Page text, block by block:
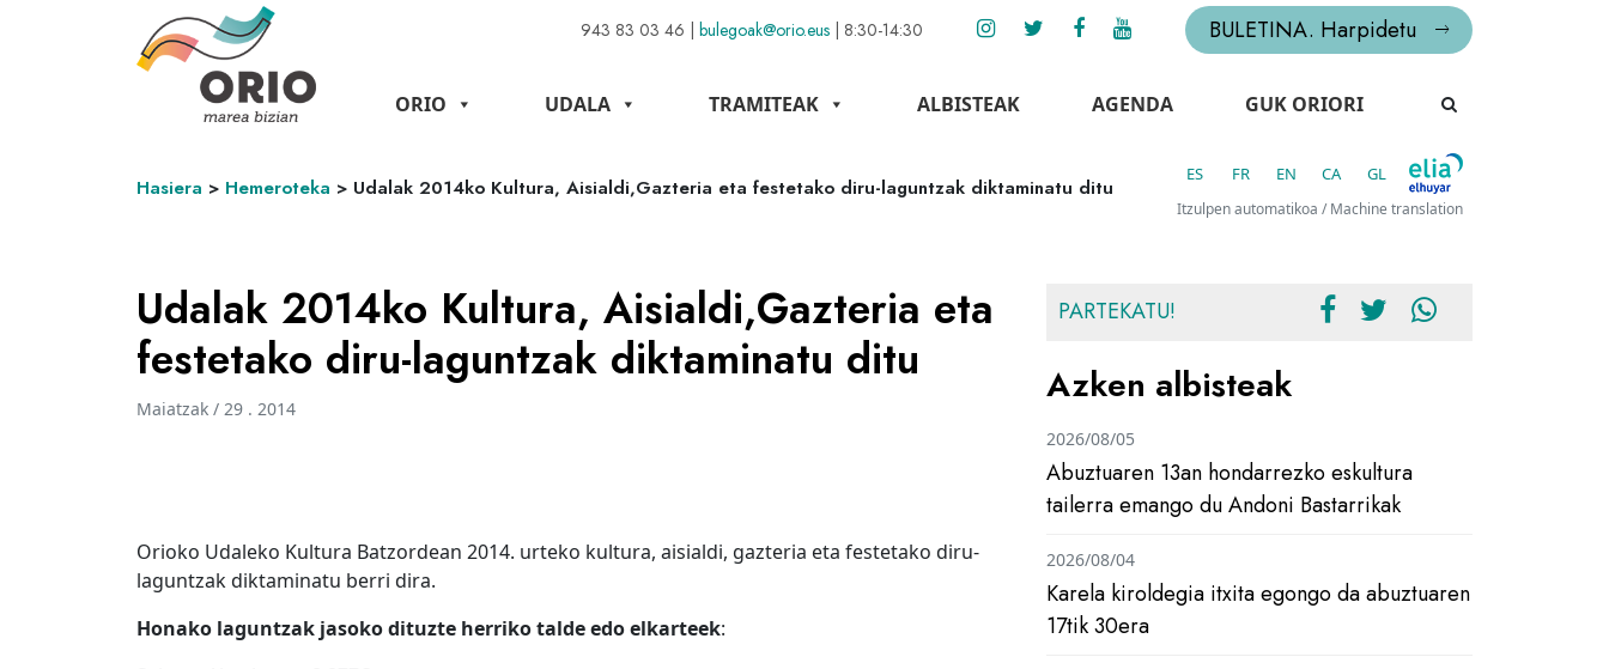
943 83 03 46 | bulegoak@orio.eus | 8:30-14:30 BULETINA. Harpidetu
ORIO UDALA TRAMITEAK ALBISTEAK AGENDA GUK ORIORI
Hasiera > Hemeroteka > Udalak 2014ko Kultura, Aisialdi,Gazteria eta festetako diru-laguntzak diktaminatu ditu
ES FR EN CA GL
Itzulpen automatikoa / Machine translation
Udalak 2014ko Kultura, Aisialdi,Gazteria eta
festetako diru-laguntzak diktaminatu ditu
Maiatzak / 29 . 2014
Orioko Udaleko Kultura Batzordean 2014. urteko kultura, aisialdi, gazteria eta festetako diru-
laguntzak diktaminatu berri dira.
Honako laguntzak jasoko dituzte herriko talde edo elkarteek:
PARTEKATU!
Azken albisteak
Abuztuaren 13an hondarrezko eskultura
tailerra emango du Andoni Bastarrikak
2026/08/05
Karela kiroldegia itxita egongo da abuztuaren
17tik 30era
2026/08/04